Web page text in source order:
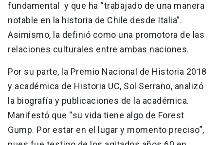
fundamental y que ha “trabajado de una manera
notable en la historia de Chile desde Italia”.
Asimismo, la definió como una promotora de las
relaciones culturales entre ambas naciones.
Por su parte, la Premio Nacional de Historia 2018
y académica de Historia UC, Sol Serrano, analizó
la biografía y publicaciones de la académica.
Manifestó que “su vida tiene algo de Forest
Gump. Por estar en el lugar y momento preciso”,